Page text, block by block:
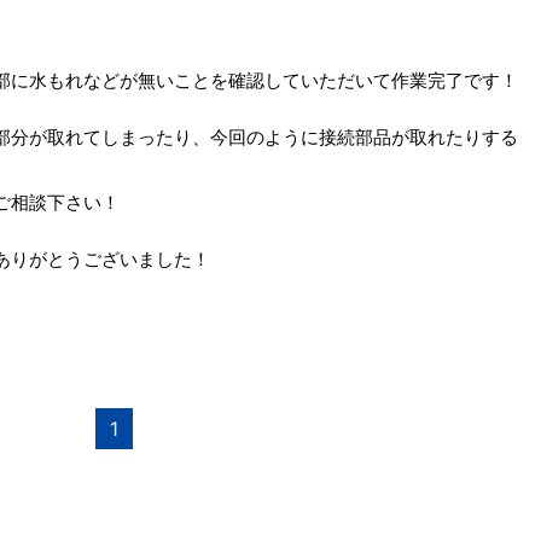
水もれなどが無いことを確認していただいて作業完了です！
が取れてしまったり、今回のように接続部品が取れたりする
談下さい！
がとうございました！
1